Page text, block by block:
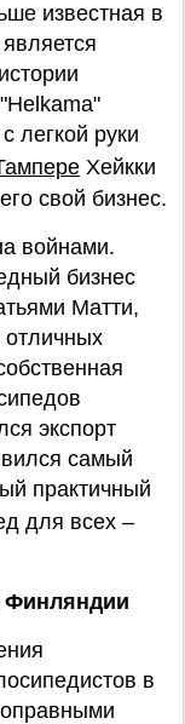
известная в
легкой руки
Хейкки
свой бизнес.
войнами.
бизнес
Матти,
экспорт
самый
практичный
для всех –
Финляндии
в